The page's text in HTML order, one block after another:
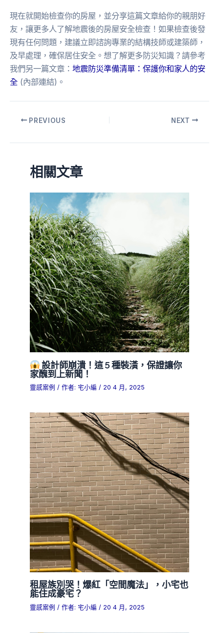
現在就開始檢查你的房屋，並分享這篇文章給你的親朋好
友，讓更多人了解地震後的房屋安全檢查！如果檢查後發
現有任何問題，建議立即諮詢專業的結構技師或建築師，
及早處理，確保居住安全。想了解更多防災知識？請參考
我們另一篇文章： 地震防災準備清單：保護你和家人的安
全 (內部連結)。
PREVIOUS NEXT
相關文章
設計師崩潰！這 5 種裝潢，保證讓你
家醜到上新聞！
靈感案例 / 作者: 宅小編/ 20 4 月, 2025
租屋族別哭！爆紅「空間魔法」，小宅也
能住成豪宅？
靈感案例 / 作者: 宅小編/ 20 4 月, 2025